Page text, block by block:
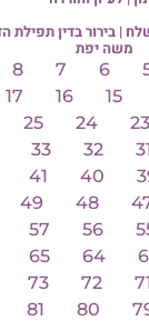
| בירור בדין תפילת
משה יפת
6
7
8
15
16
17
23
24
25
32
33
40
41
48
49
56
57
64
65
72
73
80
81